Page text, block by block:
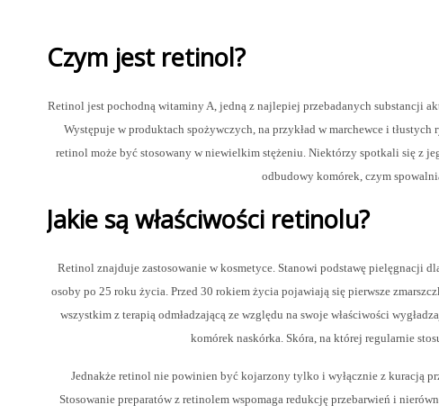
Czym jest retinol?
Retinol jest pochodną witaminy A, jedną z najlepiej przebadanych substancji
Występuje w produktach spożywczych, na przykład w marchewce i
retinol może być stosowany w niewielkim stężeniu. Niektórzy spotkali się z
odbudowy komórek, czym
Jakie są właściwości retinolu?
Retinol znajduje zastosowanie w kosmetyce. Stanowi podstawę pielęgnacji
osoby po 25 roku życia. Przed 30 rokiem życia pojawiają się pierwsze
wszystkim z terapią odmładzającą ze względu na swoje właściwości
komórek naskórka. Skóra, na której regularnie
Jednakże retinol nie powinien być kojarzony tylko i wyłącznie z kuracją
Stosowanie preparatów z retinolem wspomaga redukcję przebarwień i